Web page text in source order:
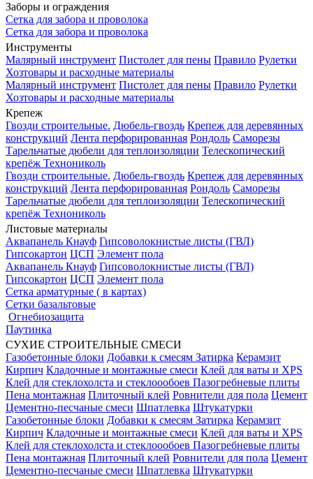
Заборы и ограждения
Сетка для забора и проволока
Сетка для забора и проволока
Инструменты
Малярный инструмент Пистолет для пены Правило Рулетки
Хозтовары и расходные материалы
Малярный инструмент Пистолет для пены Правило Рулетки
Хозтовары и расходные материалы
Крепеж
Гвозди строительные. Дюбель-гвоздь Крепеж для деревянных
конструкций Лента перфорированная Рондоль Саморезы
Тарельчатые дюбели для теплоизоляции Телескопический
крепёж Технониколь
Гвозди строительные. Дюбель-гвоздь Крепеж для деревянных
конструкций Лента перфорированная Рондоль Саморезы
Тарельчатые дюбели для теплоизоляции Телескопический
крепёж Технониколь
Листовые материалы
Аквапанель Кнауф Гипсоволокнистые листы (ГВЛ)
Гипсокартон ЦСП Элемент пола
Аквапанель Кнауф Гипсоволокнистые листы (ГВЛ)
Гипсокартон ЦСП Элемент пола
Сетка арматурные ( в картах)
Сетки базальтовые
Огнебиозащита
Паутинка
СУХИЕ СТРОИТЕЛЬНЫЕ СМЕСИ
Газобетонные блоки Добавки к смесям Затирка Керамзит
Кирпич Кладочные и монтажные смеси Клей для ваты и XPS
Клей для стеклохолста и стеклоообоев Пазогребневые плиты
Пена монтажная Плиточный клей Ровнители для пола Цемент
Цементно-песчаные смеси Шпатлевка Штукатурки
Газобетонные блоки Добавки к смесям Затирка Керамзит
Кирпич Кладочные и монтажные смеси Клей для ваты и XPS
Клей для стеклохолста и стеклоообоев Пазогребневые плиты
Пена монтажная Плиточный клей Ровнители для пола Цемент
Цементно-песчаные смеси Шпатлевка Штукатурки